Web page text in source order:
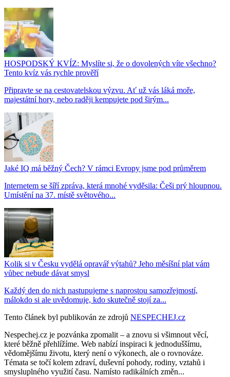
HOSPODSKÝ KVÍZ: Myslíte si, že o dovolených víte všechno?
Tento kvíz vás rychle prověří
Připravte se na cestovatelskou výzvu. Ať už vás láká moře,
majestátní hory, nebo raději kempujete pod širým...
Jaké IQ má běžný Čech? V rámci Evropy jsme pod průměrem
Internetem se šíří zpráva, která mnohé vyděsila: Češi prý hloupnou.
Umístění na 37. místě světového...
Kolik si v Česku vydělá opravář výtahů? Jeho měsíšní plat vám
vůbec nebude dávat smysl
Každý den do nich nastupujeme s naprostou samozřejmostí,
málokdo si ale uvědomuje, kdo skutečně stojí za...
Tento článek byl publikován ze zdrojů NESPECHEJ.cz
Nespechej.cz je pozvánka zpomalit – a znovu si všimnout věcí,
které běžně přehlížíme. Web nabízí inspiraci k jednoduššímu,
vědomějšímu životu, který není o výkonech, ale o rovnováze.
Témata se točí kolem zdraví, duševní pohody, rodiny, vztahů i
smysluplného využití času. Namísto radikálních změn...